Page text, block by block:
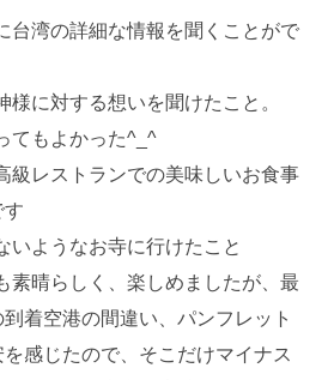
台湾の詳細な情報を聞くことがで
様に対する想いを聞けたこと。
てもよかった^_^
級レストランでの美味しいお食事
す
いようなお寺に行けたこと
素晴らしく、楽しめましたが、最
着空港の間違い、パンフレット
感じたので、そこだけマイナス